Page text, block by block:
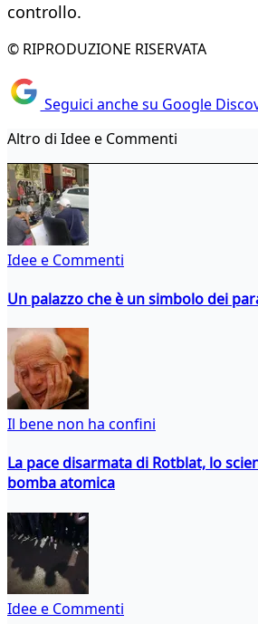
controllo.
© RIPRODUZIONE RISERVATA
Seguici anche su Google
Altro di Idee e Commenti
Idee e Commenti
Un palazzo che è un simbolo dei
Il bene non ha confini
La pace disarmata di Rotblat, lo
bomba atomica
Idee e Commenti